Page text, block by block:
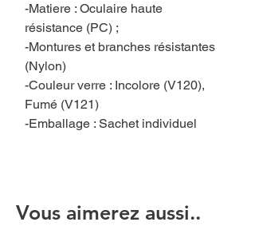
-Matiere : Oculaire haute
résistance (PC) ;
-Montures et branches résistantes
(Nylon)
-Couleur verre : Incolore (V120),
Fumé (V121)
-Emballage : Sachet individuel
Vous aimerez aussi..